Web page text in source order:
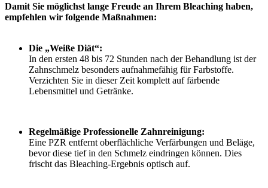
Damit Sie möglichst lange Freude an Ihrem Bleaching haben,
empfehlen wir folgende Maßnahmen:
Die „Weiße Diät“:
In den ersten 48 bis 72 Stunden nach der Behandlung ist der
Zahnschmelz besonders aufnahmefähig für Farbstoffe.
Verzichten Sie in dieser Zeit komplett auf färbende
Lebensmittel und Getränke.
Regelmäßige Professionelle Zahnreinigung:
Eine PZR entfernt oberflächliche Verfärbungen und Beläge,
bevor diese tief in den Schmelz eindringen können. Dies
frischt das Bleaching-Ergebnis optisch auf.